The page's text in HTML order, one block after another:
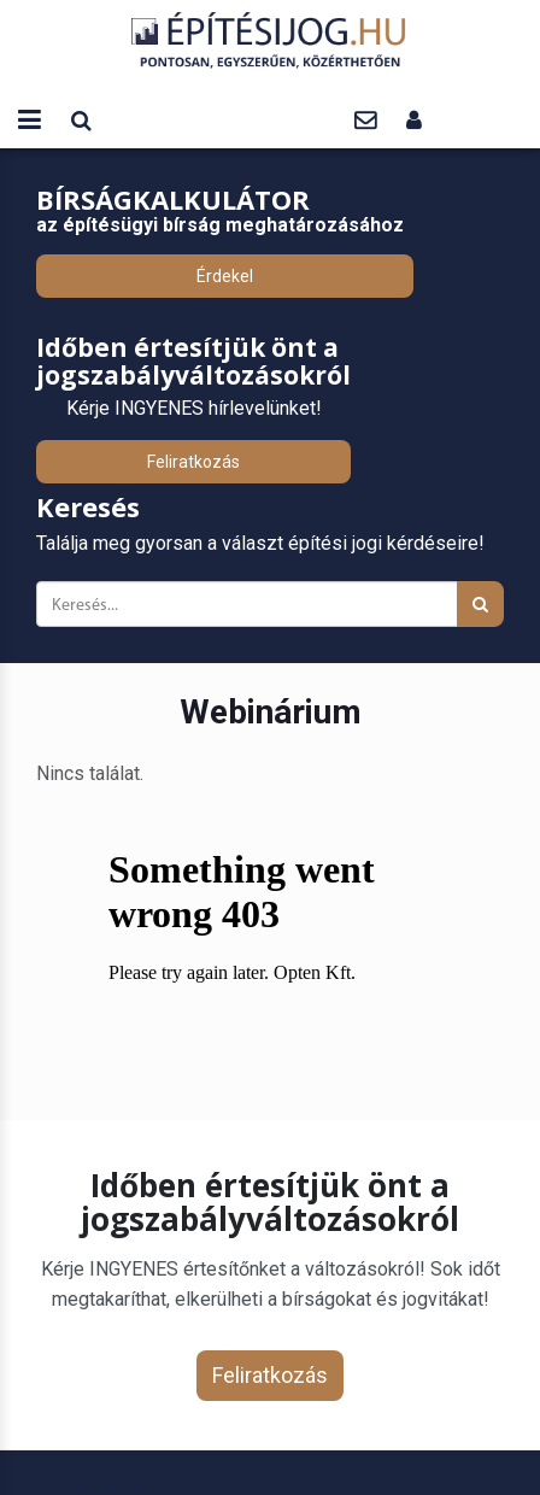
BÍRSÁGKALKULÁTOR
az építésügyi bírság meghatározásához
Érdekel
Időben értesítjük önt a
jogszabályváltozásokról
Kérje INGYENES hírlevelünket!
Feliratkozás
Keresés
Találja meg gyorsan a választ építési jogi kérdéseire!
Webinárium
Nincs találat.
Időben értesítjük önt a
jogszabályváltozásokról
Kérje INGYENES értesítőnket a változásokról! Sok időt
megtakaríthat, elkerülheti a bírságokat és jogvitákat!
Feliratkozás